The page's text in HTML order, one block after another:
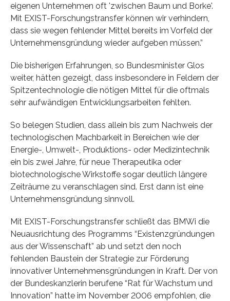
eigenen Unternehmen oft 'zwischen Baum und Borke'.
Mit EXIST-Forschungstransfer können wir verhindern,
dass sie wegen fehlender Mittel bereits im Vorfeld der
Unternehmensgründung wieder aufgeben müssen.”
Die bisherigen Erfahrungen, so Bundesminister Glos
weiter, hätten gezeigt, dass insbesondere in Feldern der
Spitzentechnologie die nötigen Mittel für die oftmals
sehr aufwändigen Entwicklungsarbeiten fehlten.
So belegen Studien, dass allein bis zum Nachweis der
technologischen Machbarkeit in Bereichen wie der
Energie-, Umwelt-, Produktions- oder Medizintechnik
ein bis zwei Jahre, für neue Therapeutika oder
biotechnologische Wirkstoffe sogar deutlich längere
Zeiträume zu veranschlagen sind. Erst dann ist eine
Unternehmensgründung sinnvoll.
Mit EXIST-Forschungstransfer schließt das BMWi die
Neuausrichtung des Programms “Existenzgründungen
aus der Wissenschaft” ab und setzt den noch
fehlenden Baustein der Strategie zur Förderung
innovativer Unternehmensgründungen in Kraft. Der von
der Bundeskanzlerin berufene “Rat für Wachstum und
Innovation” hatte im November 2006 empfohlen, die